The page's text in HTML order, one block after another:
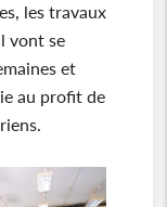
les travaux
vont se
et
au profit de